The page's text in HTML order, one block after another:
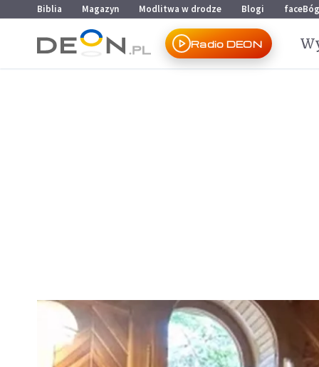
Przejdź do menu głównego
Przejdź do treści
Biblia Magazyn Modlitwa w drodze Blogi faceBóg
Radio DEON